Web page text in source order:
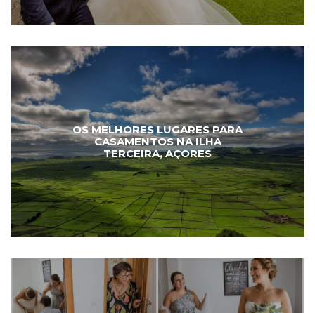
OS MELHORES LUGARES PARA
CASAMENTOS NA ILHA
TERCEIRA, AÇORES